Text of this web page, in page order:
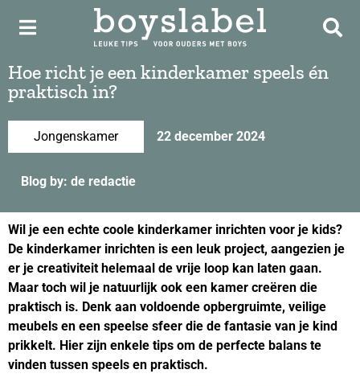
Hoe richt je een kinderkamer speels én
praktisch in?
Jongenskamer 22 december 2024
Blog by: de redactie
Wil je een echte coole kinderkamer inrichten voor je kids?
De kinderkamer inrichten is een leuk project, aangezien je
er je creativiteit helemaal de vrije loop kan laten gaan.
Maar toch wil je natuurlijk ook een kamer creëren die
praktisch is. Denk aan voldoende opbergruimte, veilige
meubels en een speelse sfeer die de fantasie van je kind
prikkelt. Hier zijn enkele tips om de perfecte balans te
vinden tussen speels en praktisch.